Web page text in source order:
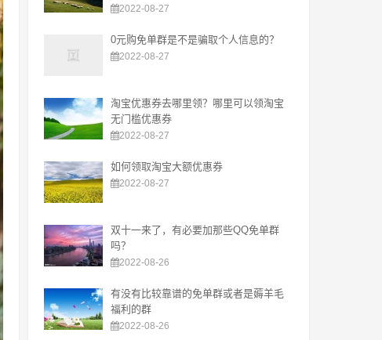
2022-08-27
0元购免单群是不是骗取个人信息的？
2022-08-27
淘宝优惠券去哪里领？哪里可以领淘宝
无门槛优惠券
2022-08-27
如何领取淘宝大额优惠券
2022-08-27
双十一来了，有必要加那些QQ免单群
吗？
2022-08-26
有没有比较靠谱的免单群或者是薅羊毛
福利的群
2022-08-26